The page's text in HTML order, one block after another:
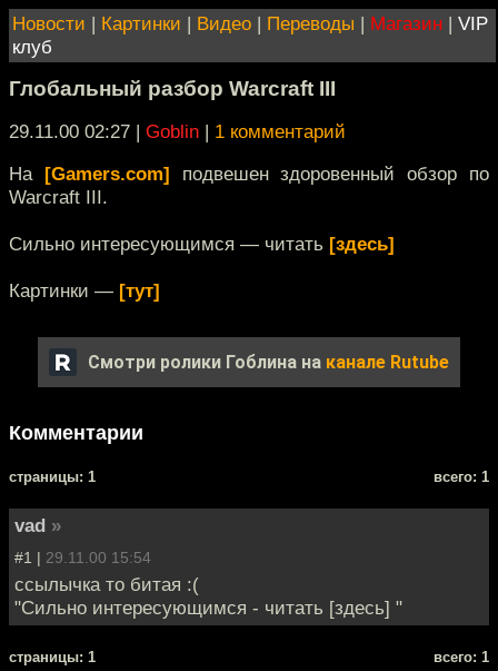
Новости | Картинки | Видео | Переводы | Магазин | VIP
клуб
Глобальный разбор Warcraft III
29.11.00 02:27 | Goblin | 1 комментарий
На [Gamers.com] подвешен здоровенный обзор по
Warcraft III.
Сильно интересующимся — читать [здесь]
Картинки — [тут]
Смотри ролики Гоблина на канале Rutube
Комментарии
cтраницы: 1 всего: 1
vad »
#1 | 29.11.00 15:54
ссылычка то битая :(
"Сильно интересующимся - читать [здесь] "
cтраницы: 1 всего: 1